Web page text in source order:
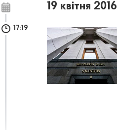
19 квітня 2016
17:19